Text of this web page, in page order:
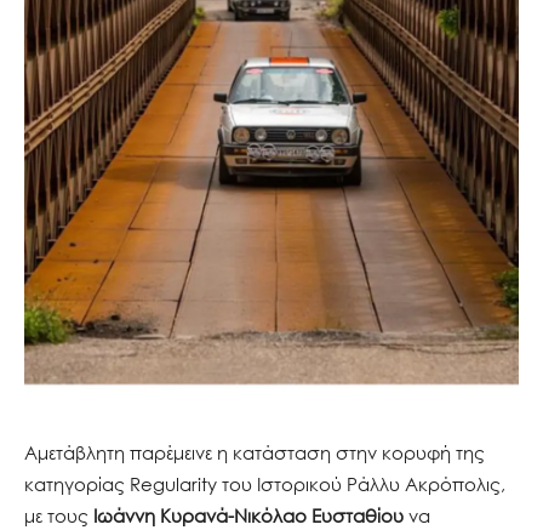
Αμετάβλητη παρέμεινε η κατάσταση στην κορυφή της
κατηγορίας Regularity του Ιστορικού Ράλλυ Ακρόπολις,
με τους Ιωάννη Κυρανά-Νικόλαο Ευσταθίου να